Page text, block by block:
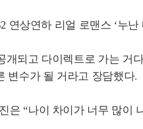
연상연하 리얼 로맨스 ‘누
개되고 다이렉트로 가는 거
변수가 될 거라고 장담했다.
은 “나이 차이가 너무 많이